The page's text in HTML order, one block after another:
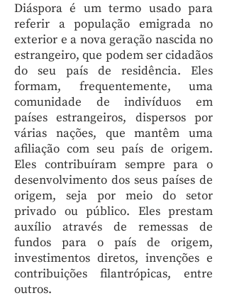
Diáspora é um termo usado para
referir a população emigrada no
exterior e a nova geração nascida no
estrangeiro, que podem ser cidadãos
do seu país de residência. Eles
formam, frequentemente, uma
comunidade de indivíduos em
países estrangeiros, dispersos por
várias nações, que mantêm uma
afiliação com seu país de origem.
Eles contribuíram sempre para o
desenvolvimento dos seus países de
origem, seja por meio do setor
privado ou público. Eles prestam
auxílio através de remessas de
fundos para o país de origem,
investimentos diretos, invenções e
contribuições filantrópicas, entre
outros.